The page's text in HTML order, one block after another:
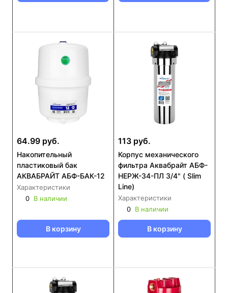
64.99 руб.
Накопительный
пластиковый бак
АКВАБРАЙТ АБФ-БАК-12
Характеристики
0 В наличии
В корзину
113 руб.
Корпус механического
фильтра Аквабрайт АБФ-
НЕРЖ-34-ПЛ 3/4" ( Slim
Line)
Характеристики
0 В наличии
В корзину